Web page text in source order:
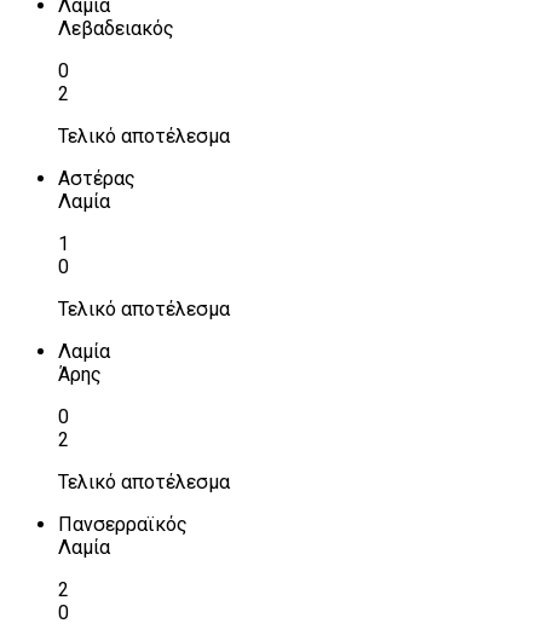
Λαμία
Λεβαδειακός
0
2
Τελικό αποτέλεσμα
Αστέρας
Λαμία
1
0
Τελικό αποτέλεσμα
Λαμία
Άρης
0
2
Τελικό αποτέλεσμα
Πανσερραϊκός
Λαμία
2
0